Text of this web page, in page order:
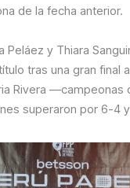
de la fecha anterior.
Peláez y Thiara
tras una gran final
Rivera —campeonas
superaron por 6-4